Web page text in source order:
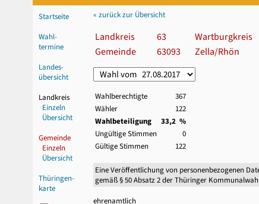
Startseite
Wahl-
termine
Landes-
übersicht
Landkreis
Einzeln
Übersicht
Gemeinde
Einzeln
Übersicht
Thüringen-
karte
« zurück zur Übersicht
Landkreis 63
Wartburgkreis
Gemeinde
63093 Zella/Rhön
Wahlberechtigte
367
Wähler
122
Wahlbeteiligung
33,2 %
Ungültige Stimmen
0
Gültige Stimmen
122
Eine Veröffentlichung von personenbezogenen
gemäß § 50 Absatz 2 der Thüringer
ehrenamtlich